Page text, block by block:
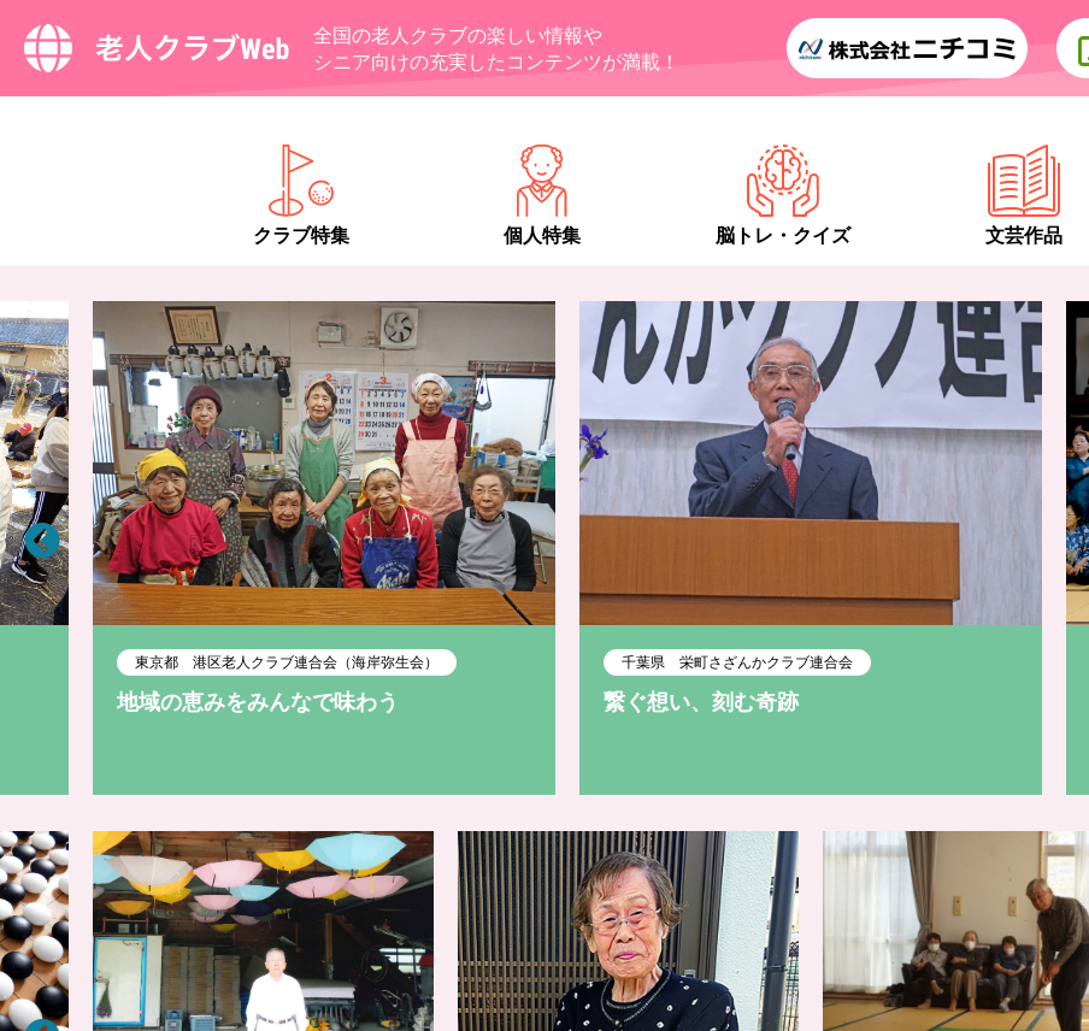
全国の老人クラブの楽しい情報や
シニア向けの充実したコンテンツが満載！
クラブ特集 個人特集 脳トレ・クイズ 文芸作品
東京都 港区老人クラブ連合会（海岸弥生会）
地域の恵みをみんなで味わう
千葉県 栄町さざんかクラブ連合会
繋ぐ想い、刻む奇跡